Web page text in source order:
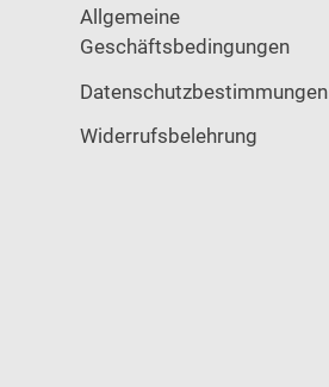
Allgemeine
Geschäftsbedingungen
Datenschutzbestimmungen
Widerrufsbelehrung